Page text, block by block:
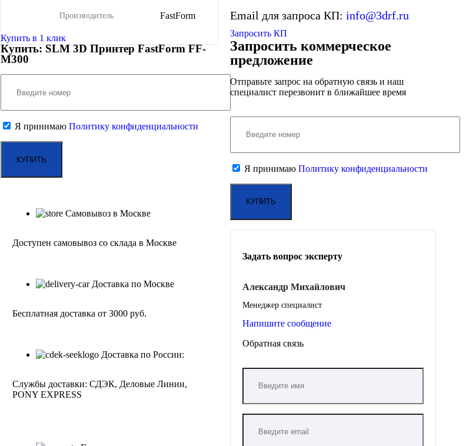
Производитель FastForm
Купить в 1 клик
Купить: SLM 3D Принтер FastForm FF-
M300
Я принимаюПолитику конфиденциальности
Самовывоз в Москве
Доступен самовывоз со склада в Москве
Доставка по Москве
Бесплатная доставка от 3000 руб.
Доставка по России:
Службы доставки: СДЭК, Деловые Линии,
PONY EXPRESS
Email для запроса КП:info@3drf.ru
Запросить КП
Запросить коммерческое
предложение
Отправьте запрос на обратную связь и наш
специалист перезвонит в ближайшее время
Я принимаюПолитику конфиденциальности
Задать вопрос эксперту
Александр Михайлович
Менеджер специалист
Напишите сообщение
Обратная связь